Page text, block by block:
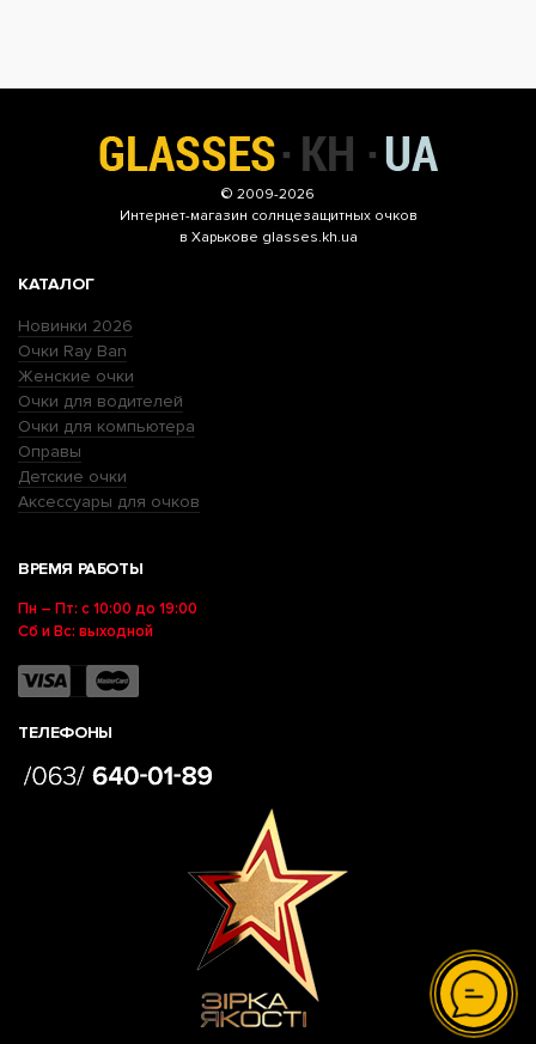
© 2009-2026
Интернет-магазин солнцезащитных очков
в Харькове glasses.kh.ua
КАТАЛОГ
Новинки 2026
Очки Ray Ban
Женские очки
Очки для водителей
Очки для компьютера
Оправы
Детские очки
Аксессуары для очков
ВРЕМЯ РАБОТЫ
Пн – Пт: с 10:00 до 19:00
Сб и Вс: выходной
ТЕЛЕФОНЫ